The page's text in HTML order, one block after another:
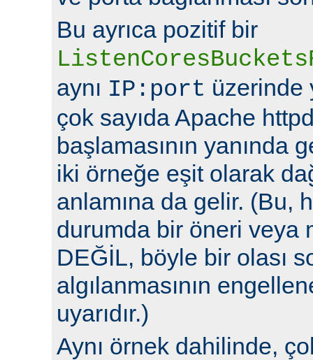
Bu ayrıca pozitif bir
aynı IP:port üzerinde
çok sayıda Apache
başlamasının yanında
iki örneğe eşit olarak
anlamına da gelir. (Bu,
durumda bir öneri veya
DEĞİL, böyle bir olası
algılanmasının
uyarıdır.)
Aynı örnek dahilinde,